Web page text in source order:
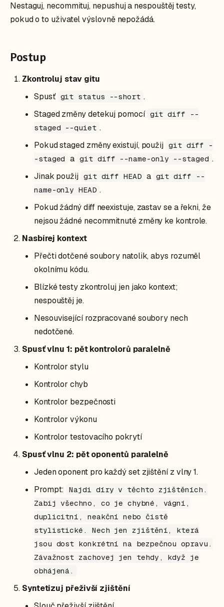
Nestaguj, necommituj, nepushuj a nespouštěj testy,
pokud o to uživatel výslovně nepožádá.
Postup
Zkontroluj stav gitu
Spusť git status --short .
Staged změny detekuj pomocí git diff --
staged --quiet .
Pokud staged změny existují, použij git diff -
-staged a git diff --name-only --staged .
Jinak použij git diff HEAD a git diff --
name-only HEAD .
Pokud žádný diff neexistuje, zastav se a řekni, že
nejsou žádné necommitnuté změny ke kontrole.
Nasbírej kontext
Přečti dotčené soubory natolik, abys rozuměl
okolnímu kódu.
Blízké testy zkontroluj jen jako kontext;
nespouštěj je.
Nesouvisející rozpracované soubory nech
nedotčené.
Spusť vlnu 1: pět kontrolorů paralelně
Kontrolor stylu
Kontrolor chyb
Kontrolor bezpečnosti
Kontrolor výkonu
Kontrolor testovacího pokrytí
Spusť vlnu 2: pět oponentů paralelně
Jeden oponent pro každý set zjištění z vlny 1.
Prompt: Najdi díry v těchto zjištěních.
Zabij všechno, co je chybné, vágní,
duplicitní, neakční nebo čistě
stylistické. Nech jen zjištění, která
jsou dost konkrétní na bezpečnou opravu.
Závažnost zachovej jen tehdy, když je
obhájená.
Syntetizuj přeživší zjištění